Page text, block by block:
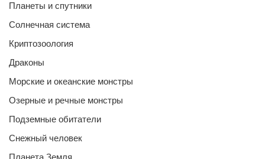
Планеты и спутники
Солнечная система
Криптозоология
Драконы
Морские и океанские монстры
Озерные и речные монстры
Подземные обитатели
Снежный человек
Планета Земля